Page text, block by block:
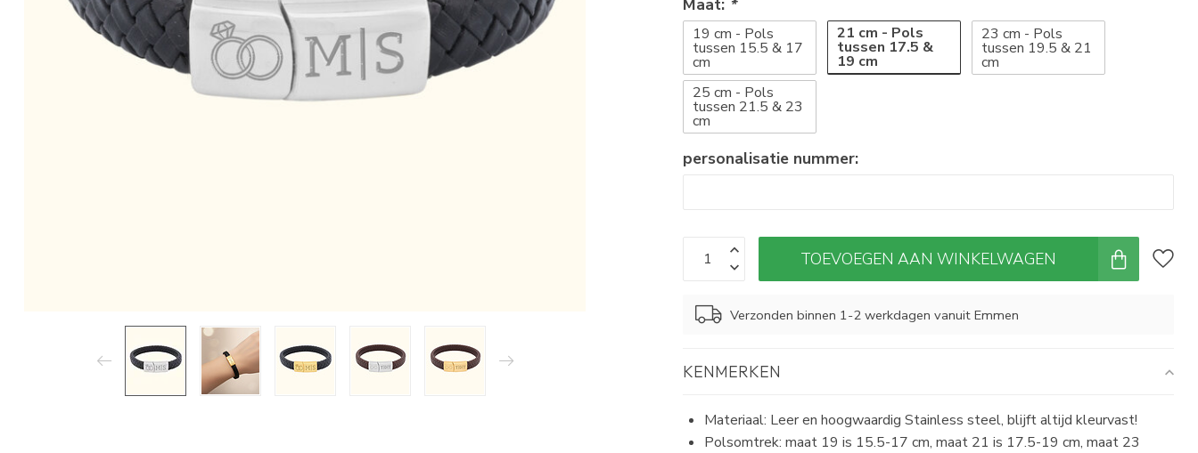
Maat: *
19 cm - Pols
tussen 15.5 & 17
cm
21 cm - Pols
tussen 17.5 &
19 cm
23 cm - Pols
tussen 19.5 & 21
cm
25 cm - Pols
tussen 21.5 & 23
cm
personalisatie nummer:
TOEVOEGEN AAN WINKELWAGEN
Verzonden binnen 1-2 werkdagen vanuit Emmen
KENMERKEN
Materiaal: Leer en hoogwaardig Stainless steel, blijft altijd kleurvast!
Polsomtrek: maat 19 is 15.5-17 cm, maat 21 is 17.5-19 cm, maat 23